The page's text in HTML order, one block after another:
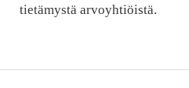
tietämystä arvoyhtiöistä.